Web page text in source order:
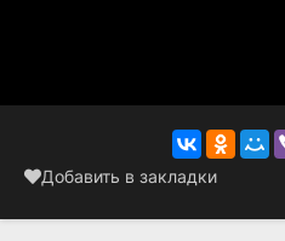
Добавить в закладки